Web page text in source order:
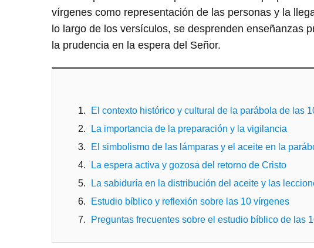
vírgenes como representación de las personas y la
lo largo de los versículos, se desprenden enseñanzas
la prudencia en la espera del Señor.
El contexto histórico y cultural de la parábola de las
La importancia de la preparación y la vigilancia
El simbolismo de las lámparas y el aceite en la
La espera activa y gozosa del retorno de Cristo
La sabiduría en la distribución del aceite y las
Estudio bíblico y reflexión sobre las 10 vírgenes
Preguntas frecuentes sobre el estudio bíblico de las